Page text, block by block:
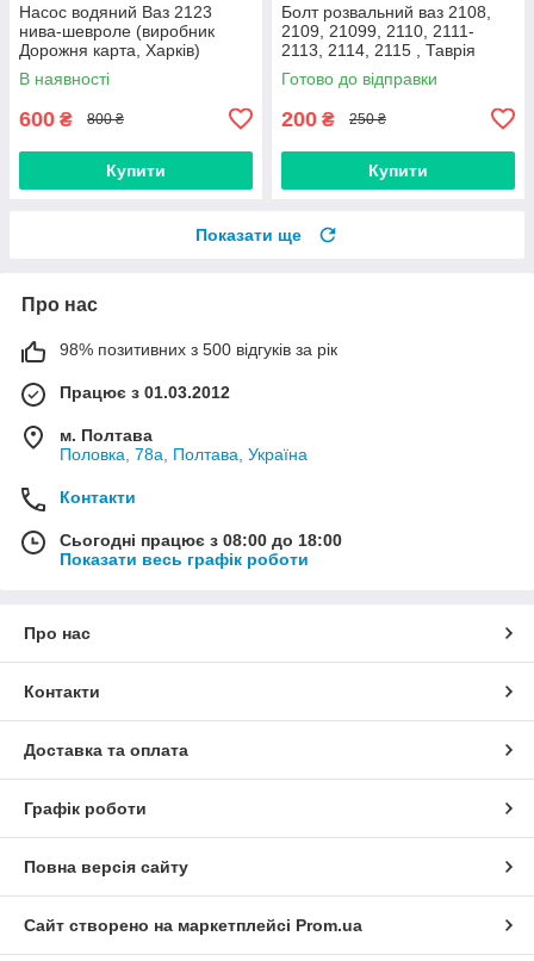
Насос водяний Ваз 2123
нива-шевроле (виробник
Дорожня карта, Харків)
В наявності
600 ₴ 800 ₴
Купити
Болт розвальний ваз 2108,
2109, 21099, 2110, 2111-
2113, 2114, 2115 , Таврія
М12х60, стойки передньої
(Авто Комплект)
Готово до відправки
200 ₴ 250 ₴
Купити
Показати ще
Про нас
98% позитивних з 500 відгуків за рік
Працює з 01.03.2012
м. Полтава
Половка, 78а, Полтава, Україна
Контакти
Сьогодні працює з 08:00 до 18:00
Показати весь графік роботи
Про нас
Контакти
Доставка та оплата
Графік роботи
Повна версія сайту
Сайт створено на маркетплейсі Prom.ua